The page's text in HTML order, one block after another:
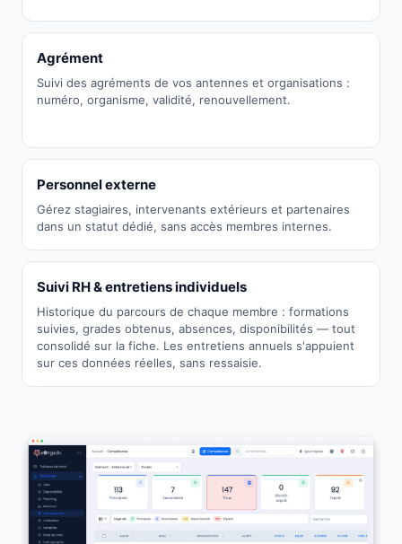
Agrément
Suivi des agréments de vos antennes et organisations :
numéro, organisme, validité, renouvellement.
Personnel externe
Gérez stagiaires, intervenants extérieurs et partenaires
dans un statut dédié, sans accès membres internes.
Suivi RH & entretiens individuels
Historique du parcours de chaque membre : formations
suivies, grades obtenus, absences, disponibilités — tout
consolidé sur la fiche. Les entretiens annuels s'appuient
sur ces données réelles, sans ressaisie.